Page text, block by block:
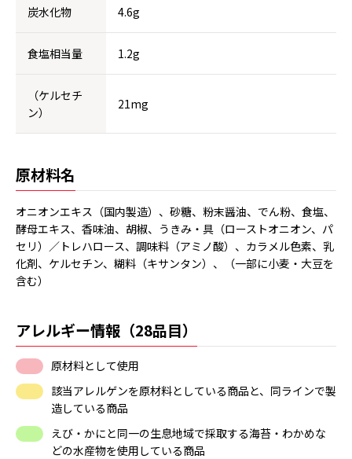
炭水化物 4.6g
食塩相当量 1.2g
（ケルセチ
ン）
21mg
原材料名
オニオンエキス（国内製造）、砂糖、粉末醤油、でん粉、食塩、
酵母エキス、香味油、胡椒、うきみ・具（ローストオニオン、パ
セリ）／トレハロース、調味料（アミノ酸）、カラメル色素、乳
化剤、ケルセチン、糊料（キサンタン）、（一部に小麦・大豆を
含む）
アレルギー情報（28品目）
原材料として使用
該当アレルゲンを原材料としている商品と、同ラインで製
造している商品
えび・かにと同一の生息地域で採取する海苔・わかめな
どの水産物を使用している商品